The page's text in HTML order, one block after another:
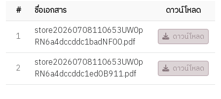
# ชื่อเอกสาร
ดาวน์โหลด
1
store20260708110653UW0p
RN6a4dccddc1badNF00.pdf
ดาวน์โหลด
2
store20260708110653UW0p
RN6a4dccddc1ed0B911.pdf
ดาวน์โหลด